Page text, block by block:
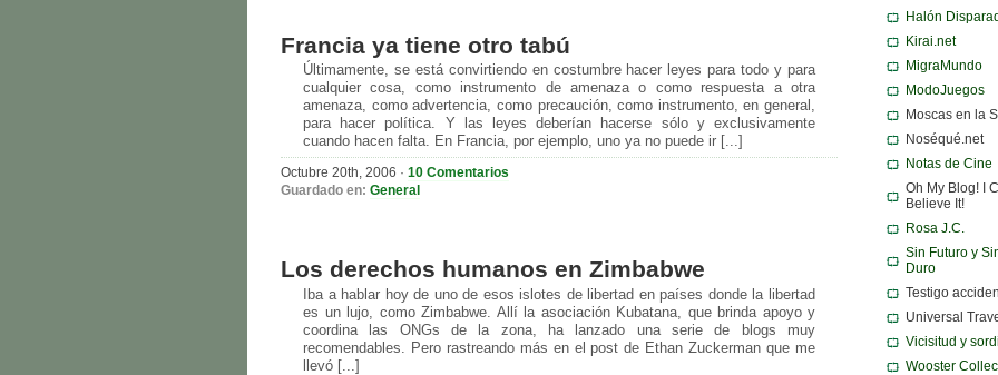
Francia ya tiene otro tabú
Últimamente, se está convirtiendo en costumbre hacer leyes para todo y para
cualquier cosa, como instrumento de amenaza o como respuesta a otra
amenaza, como advertencia, como precaución, como instrumento, en general,
para hacer política. Y las leyes deberían hacerse sólo y exclusivamente
cuando hacen falta. En Francia, por ejemplo, uno ya no puede ir [...]
Octubre 20th, 2006 · 10 Comentarios
Guardado en: General
Los derechos humanos en Zimbabwe
Iba a hablar hoy de uno de esos islotes de libertad en países donde la libertad
es un lujo, como Zimbabwe. Allí la asociación Kubatana, que brinda apoyo y
coordina las ONGs de la zona, ha lanzado una serie de blogs muy
recomendables. Pero rastreando más en el post de Ethan Zuckerman que me
llevó [...]
Halón
Kirai.net
MigraMundo
ModoJuegos
Moscas en la
Noséqué.net
Notas de Cine
Oh My Blog! I
Believe It!
Rosa J.C.
Sin Futuro y
Duro
Testigo
Universal
Vicisitud y
Wooster